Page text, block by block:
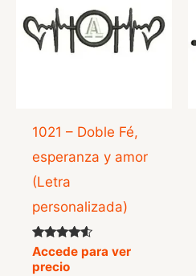
1021 – Doble Fé,
esperanza y amor
(Letra
personalizada)
Valorado
con
4.33
Accede para ver
precio